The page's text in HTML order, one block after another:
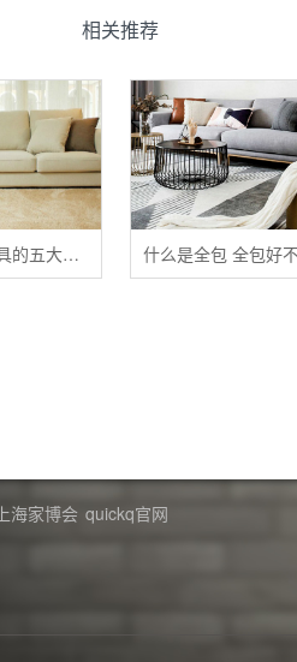
相关推荐
清洁布艺家具的五大禁忌
上海家博会 quickq官网